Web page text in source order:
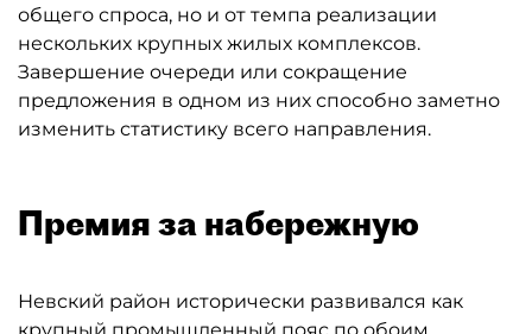
общего спроса, но и от темпа реализации
нескольких крупных жилых комплексов.
Завершение очереди или сокращение
предложения в одном из них способно заметно
изменить статистику всего направления.
Премия за набережную
Невский район исторически развивался как